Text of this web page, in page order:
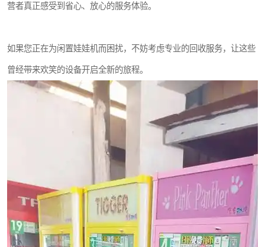
营者真正感受到省心、放心的服务体验。
如果您正在为闲置娃娃机而困扰，不妨考虑专业的回收服务，让这些
曾经带来欢笑的设备开启全新的旅程。